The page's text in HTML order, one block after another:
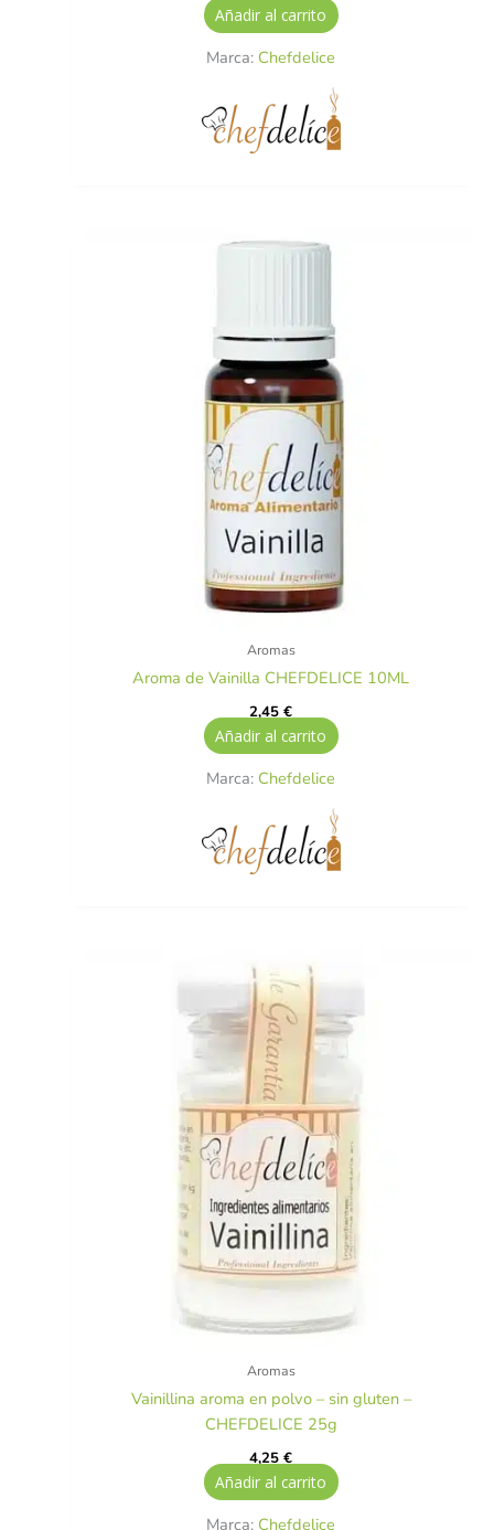
Añadir al carrito
Marca: Chefdelice
Aromas
Aroma de Vainilla CHEFDELICE 10ML
2,45€
Añadir al carrito
Marca: Chefdelice
Aromas
Vainillina aroma en polvo – sin gluten –
CHEFDELICE 25g
4,25€
Añadir al carrito
Marca: Chefdelice